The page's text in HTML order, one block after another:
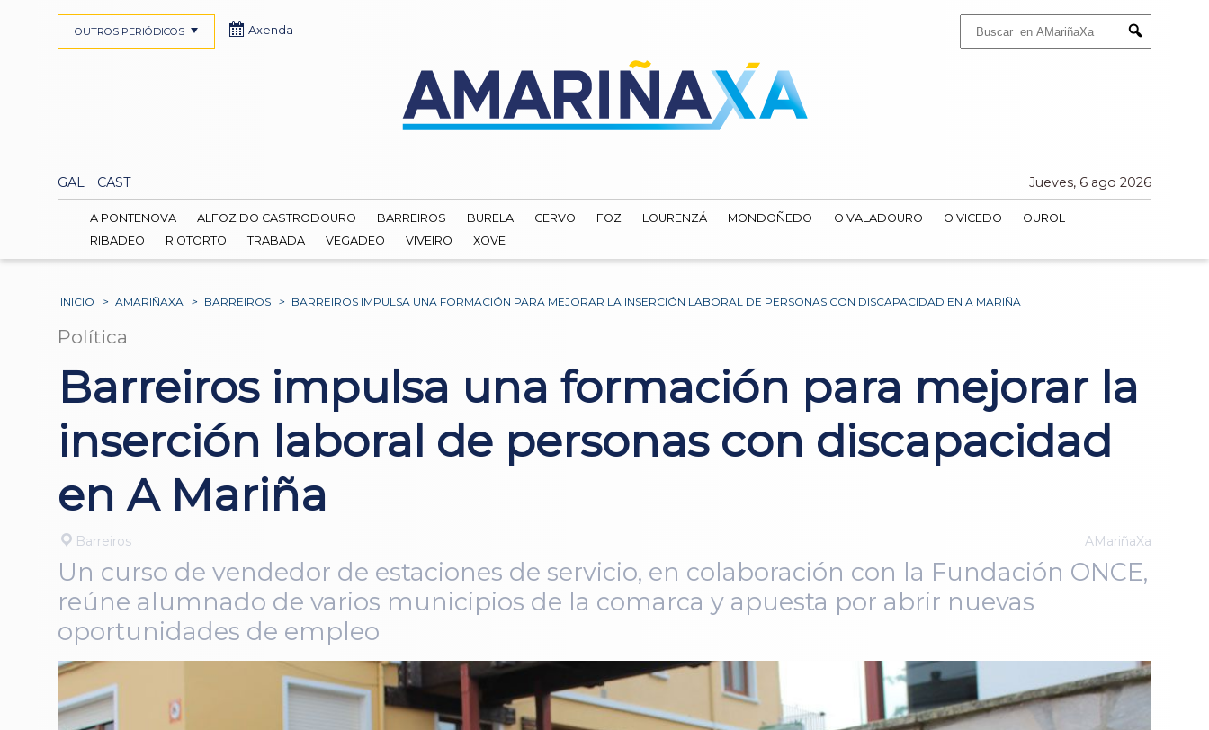
Submit
GAL CAST Jueves, 6 ago 2026
OUTROS PERIÓDICOS Axenda
A PONTENOVA ALFOZ DO CASTRODOURO BARREIROS BURELA CERVO FOZ LOURENZÁ MONDOÑEDO O VALADOURO O VICEDO
OUROL
RIBADEO
RIOTORTO TRABADA VEGADEO VIVEIRO XOVE
INICIO > AMARIÑAXA > BARREIROS > BARREIROS IMPULSA UNA FORMACIÓN PARA MEJORAR LA INSERCIÓN LABORAL DE PERSONAS CON DISCAPACIDAD EN A MARIÑA
Política
Barreiros impulsa una formación para mejorar la
inserción laboral de personas con discapacidad
en A Mariña
Barreiros AMariñaXa
Un curso de vendedor de estaciones de servicio, en colaboración con la Fundación ONCE,
reúne alumnado de varios municipios de la comarca y apuesta por abrir nuevas
oportunidades de empleo